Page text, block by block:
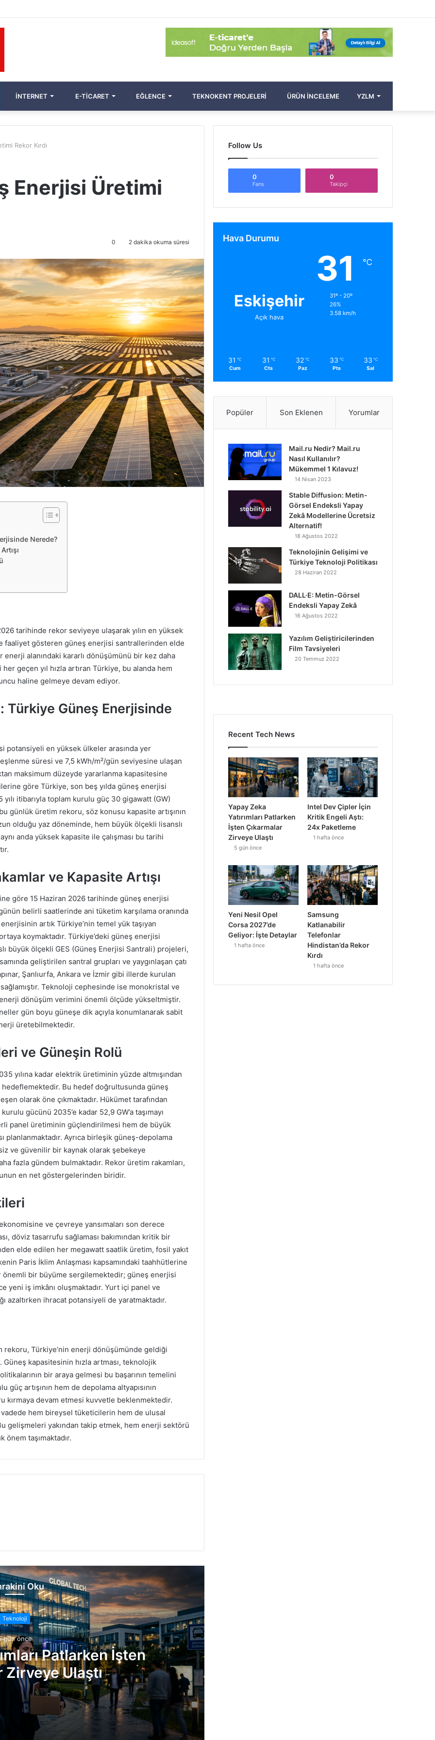
yap
...
Bölmesi
Makale
Ol
İNTERNET E-TICARET EĞLENCE TEKNOKENT PROJELERI ÜRÜN İNCELEME YZLM
Rekor Kırdı
Enerjisi Üretimi
0 2 dakika okuma süresi
Nerede?
tarihinde rekor seviyeye ulaşarak yılın en yüksek
gösteren güneş enerjisi santrallerinden elde
alanındaki kararlı dönüşümünü bir kez daha
geçen yıl hızla artıran Türkiye, bu alanda hem
haline gelmeye devam ediyor.
Türkiye Güneş Enerjisinde
potansiyeli en yüksek ülkeler arasında yer
süresi ve 7,5 kWh/m²/gün seviyesine ulaşan
maksimum düzeyde yararlanma kapasitesine
göre Türkiye, son beş yılda güneş enerjisi
yılı itibarıyla toplam kurulu güç 30 gigawatt (GW)
günlük üretim rekoru, söz konusu kapasite artışının
olduğu yaz döneminde, hem büyük ölçekli lisanslı
anda yüksek kapasite ile çalışması bu tarihi
ve Kapasite Artışı
göre 15 Haziran 2026 tarihinde güneş enerjisi
belirli saatlerinde ani tüketim karşılama oranında
artık Türkiye’nin temel yük taşıyan
koymaktadır. Türkiye’deki güneş enerjisi
büyük ölçekli GES (Güneş Enerjisi Santrali) projeleri,
geliştirilen santral grupları ve yaygınlaşan çatı
Şanlıurfa, Ankara ve İzmir gibi illerde kurulan
Teknoloji cephesinde ise monokristal ve
enerji dönüşüm verimini önemli ölçüde yükseltmiştir.
gün boyu güneşe dik açıyla konumlanarak sabit
üretebilmektedir.
ve Güneşin Rolü
yılına kadar elektrik üretiminin yüzde altmışından
hedeflemektedir. Bu hedef doğrultusunda güneş
olarak öne çıkmaktadır. Hükümet tarafından
gücünü 2035’e kadar 52,9 GW’a taşımayı
panel üretiminin güçlendirilmesi hem de büyük
Ayrıca birleşik güneş-depolama
ve güvenilir bir kaynak olarak şebekeye
fazla gündem bulmaktadır. Rekor üretim rakamları,
en net göstergelerinden biridir.
ve çevreye yansımaları son derece
döviz tasarrufu sağlaması bakımından kritik bir
elde edilen her megawatt saatlik üretim, fosil yakıt
Paris İklim Anlaşması kapsamındaki taahhütlerine
önemli bir büyüme sergilemektedir; güneş enerjisi
yeni iş imkânı oluşmaktadır. Yurt içi panel ve
azaltırken ihracat potansiyeli de yaratmaktadır.
rekoru, Türkiye’nin enerji dönüşümünde geldiği
kapasitesinin hızla artması, teknolojik
bir araya gelmesi bu başarının temelini
artışının hem de depolama altyapısının
kırmaya devam etmesi kuvvetle beklenmektedir.
hem bireysel tüketicilerin hem de ulusal
gelişmeleri yakından takip etmek, hem enerji sektörü
önem taşımaktadır.
Oku
Teknoloji
gün önce
Patlarken İşten
Zirveye Ulaştı
Follow Us
0
Fans
0
Takipçi
Hava Durumu
Eskişehir
Açık hava
31 ℃
31º - 20º
26%
3.58 km/h
31 ℃
Cum
31 ℃
Cts
32 ℃
Paz
33 ℃
Pts
33 ℃
Sal
Popüler Son Eklenen Yorumlar
Mail.ru Nedir? Mail.ru
Nasıl Kullanılır?
Mükemmel 1 Kılavuz!
14 Nisan 2023
Stable Diffusion: Metin-
Görsel Endeksli Yapay
Zekâ Modellerine Ücretsiz
Alternatif!
18 Ağustos 2022
Teknolojinin Gelişimi ve
Türkiye Teknoloji Politikası
28 Haziran 2022
DALL·E: Metin-Görsel
Endeksli Yapay Zekâ
16 Ağustos 2022
Yazılım Geliştiricilerinden
Film Tavsiyeleri
20 Temmuz 2022
Recent Tech News
Yapay Zeka
Yatırımları Patlarken
İşten Çıkarmalar
Zirveye Ulaştı
5 gün önce
Intel Dev Çipler İçin
Kritik Engeli Aştı:
24x Paketleme
1 hafta önce
Yeni Nesil Opel
Corsa 2027’de
Geliyor: İşte Detaylar
1 hafta önce
Samsung
Katlanabilir
Telefonlar
Hindistan’da Rekor
Kırdı
1 hafta önce